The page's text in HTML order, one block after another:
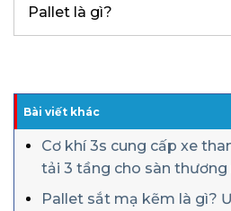
Pallet là gì?
Bài viết khác
Cơ khí 3s cung cấp xe
tải 3 tầng cho sàn
Pallet sắt mạ kẽm là gì?